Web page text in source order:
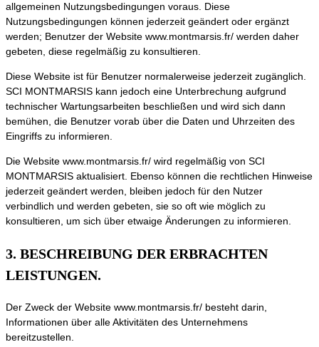
allgemeinen Nutzungsbedingungen voraus. Diese
Nutzungsbedingungen können jederzeit geändert oder ergänzt
werden; Benutzer der Website www.montmarsis.fr/ werden daher
gebeten, diese regelmäßig zu konsultieren.
Diese Website ist für Benutzer normalerweise jederzeit zugänglich.
SCI MONTMARSIS kann jedoch eine Unterbrechung aufgrund
technischer Wartungsarbeiten beschließen und wird sich dann
bemühen, die Benutzer vorab über die Daten und Uhrzeiten des
Eingriffs zu informieren.
Die Website www.montmarsis.fr/ wird regelmäßig von SCI
MONTMARSIS aktualisiert. Ebenso können die rechtlichen Hinweise
jederzeit geändert werden, bleiben jedoch für den Nutzer
verbindlich und werden gebeten, sie so oft wie möglich zu
konsultieren, um sich über etwaige Änderungen zu informieren.
3. BESCHREIBUNG DER ERBRACHTEN
LEISTUNGEN.
Der Zweck der Website www.montmarsis.fr/ besteht darin,
Informationen über alle Aktivitäten des Unternehmens
bereitzustellen.